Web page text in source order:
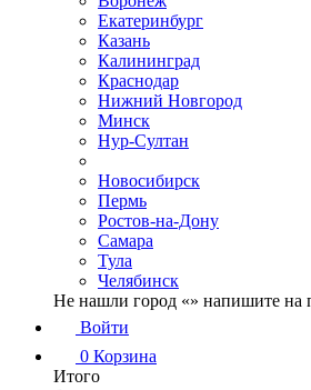
Екатеринбург
Казань
Калининград
Краснодар
Нижний Новгород
Минск
Нур-Султан
Новосибирск
Пермь
Ростов-на-Дону
Самара
Тула
Челябинск
Не нашли город «» напишите на
Войти
0 Корзина
Итого